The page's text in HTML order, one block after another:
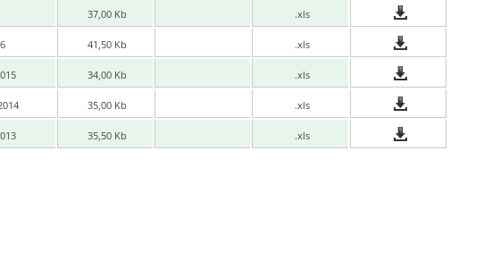
37,00 Kb .xls
41,50 Kb .xls
34,00 Kb .xls
35,00 Kb .xls
35,50 Kb .xls